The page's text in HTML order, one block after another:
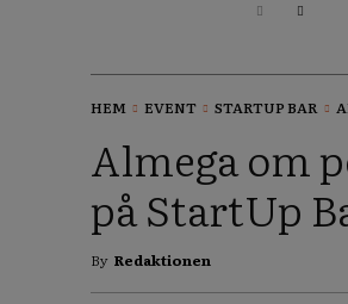
HEM EVENT STARTUP BAR
Almega om
på StartUp
By Redaktionen